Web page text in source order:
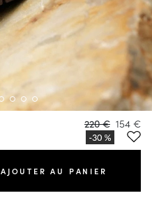
220 € 154 €
AJOUTER AU PANIER